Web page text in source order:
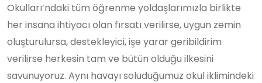
Okulları’ndaki tüm öğrenme yoldaşlarımızla birlikte
her insana ihtiyacı olan fırsatı verilirse, uygun zemin
oluşturulursa, destekleyici, işe yarar geribildirim
verilirse herkesin tam ve bütün olduğu ilkesini
savunuyoruz. Aynı havayı soluduğumuz okul iklimindeki